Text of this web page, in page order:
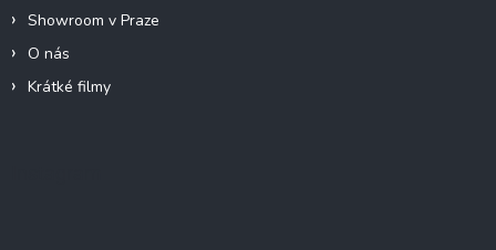
Showroom v Praze
O nás
Krátké filmy